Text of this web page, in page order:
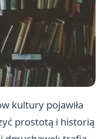
kultury pojawiła
prostotą i historią